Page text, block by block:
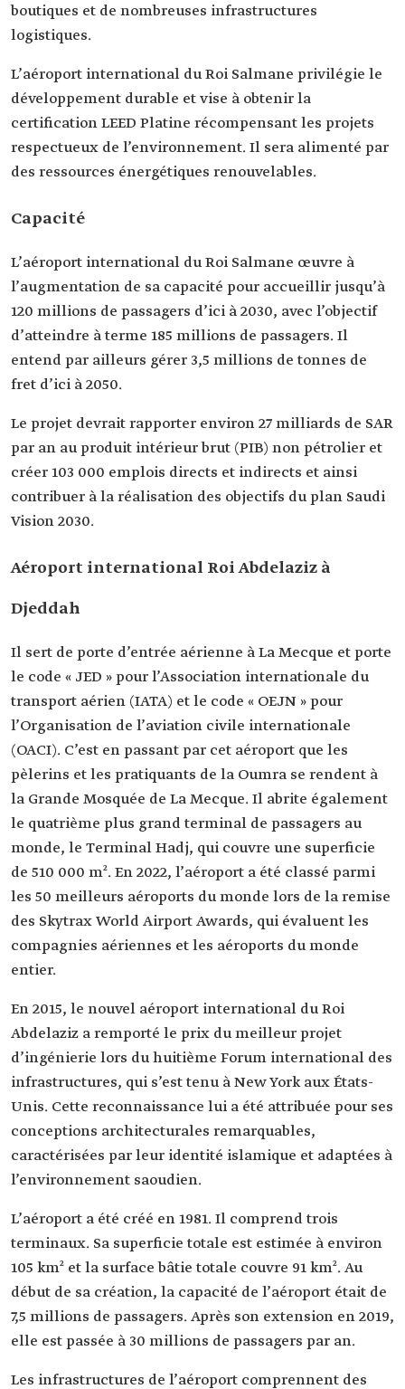
boutiques et de nombreuses infrastructures
logistiques.
L’aéroport international du Roi Salmane privilégie le
développement durable et vise à obtenir la
certification LEED Platine récompensant les projets
respectueux de l’environnement. Il sera alimenté par
des ressources énergétiques renouvelables.
Capacité
L’aéroport international du Roi Salmane œuvre à
l’augmentation de sa capacité pour accueillir jusqu’à
120 millions de passagers d’ici à 2030, avec l’objectif
d’atteindre à terme 185 millions de passagers. Il
entend par ailleurs gérer 3,5 millions de tonnes de
fret d’ici à 2050.
Le projet devrait rapporter environ 27 milliards de SAR
par an au produit intérieur brut (PIB) non pétrolier et
créer 103 000 emplois directs et indirects et ainsi
contribuer à la réalisation des objectifs du plan Saudi
Vision 2030.
Aéroport international Roi Abdelaziz à
Djeddah
Il sert de porte d’entrée aérienne à La Mecque et porte
le code « JED » pour l’Association internationale du
transport aérien (IATA) et le code « OEJN » pour
l’Organisation de l’aviation civile internationale
(OACI). C’est en passant par cet aéroport que les
pèlerins et les pratiquants de la Oumra se rendent à
la Grande Mosquée de La Mecque. Il abrite également
le quatrième plus grand terminal de passagers au
monde, le Terminal Hadj, qui couvre une superficie
de 510 000 m². En 2022, l’aéroport a été classé parmi
les 50 meilleurs aéroports du monde lors de la remise
des Skytrax World Airport Awards, qui évaluent les
compagnies aériennes et les aéroports du monde
entier.
En 2015, le nouvel aéroport international du Roi
Abdelaziz a remporté le prix du meilleur projet
d’ingénierie lors du huitième Forum international des
infrastructures, qui s’est tenu à New York aux États-
Unis. Cette reconnaissance lui a été attribuée pour ses
conceptions architecturales remarquables,
caractérisées par leur identité islamique et adaptées à
l’environnement saoudien.
L’aéroport a été créé en 1981. Il comprend trois
terminaux. Sa superficie totale est estimée à environ
105 km² et la surface bâtie totale couvre 91 km². Au
début de sa création, la capacité de l’aéroport était de
7,5 millions de passagers. Après son extension en 2019,
elle est passée à 30 millions de passagers par an.
Les infrastructures de l’aéroport comprennent des